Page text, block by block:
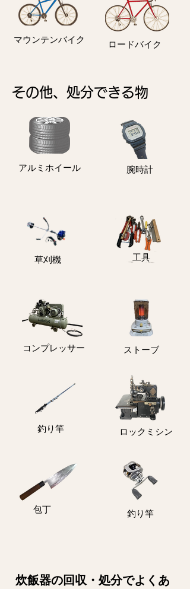
マウンテンバイク ロードバイク
その他、処分できる物
アルミホイール ​腕時計
​草刈機 ​工具
コンプレッサー ストーブ
釣り竿 ロックミシン
包丁 釣り竿
炊飯器の回収・処分でよくあ